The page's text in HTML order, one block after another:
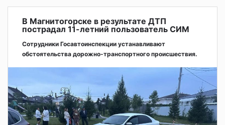
В Магнитогорске в результате ДТП
пострадал 11-летний пользователь СИМ
Сотрудники Госавтоинспекции устанавливают
обстоятельства дорожно-транспортного происшествия.